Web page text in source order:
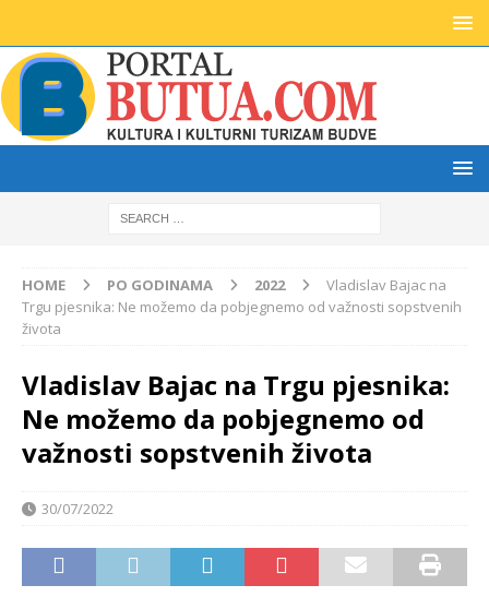
HOME PO GODINAMA 2022
Vladislav Bajac na
Trgu pjesnika: Ne možemo da pobjegnemo od važnosti sopstvenih
života
Vladislav Bajac na Trgu pjesnika:
Ne možemo da pobjegnemo od
važnosti sopstvenih života
30/07/2022